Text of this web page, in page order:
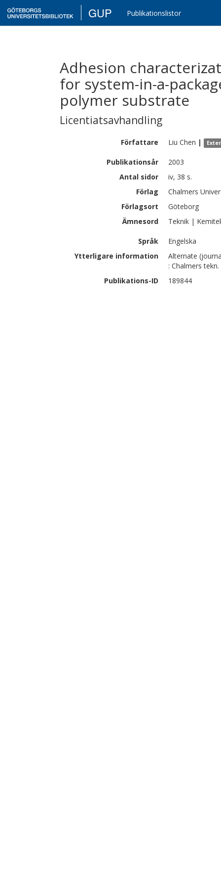
GUP Publikationslistor
Adhesion
for system-in-a-
polymer substrate
Licentiatsavhandling
Författare Liu Chen |
Publikationsår
2003
Antal sidor
iv, 38 s.
Förlag
Chalmers
Förlagsort
Göteborg
Ämnesord
Teknik |
Språk
Engelska
Ytterligare information
Alternate
: Chalmers
Publikations-ID
189844